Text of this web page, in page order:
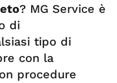
? MG Service è
di
tipo di
con la
procedure